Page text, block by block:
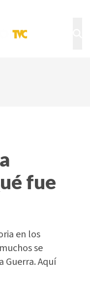
fue
en los
se
Guerra. Aquí